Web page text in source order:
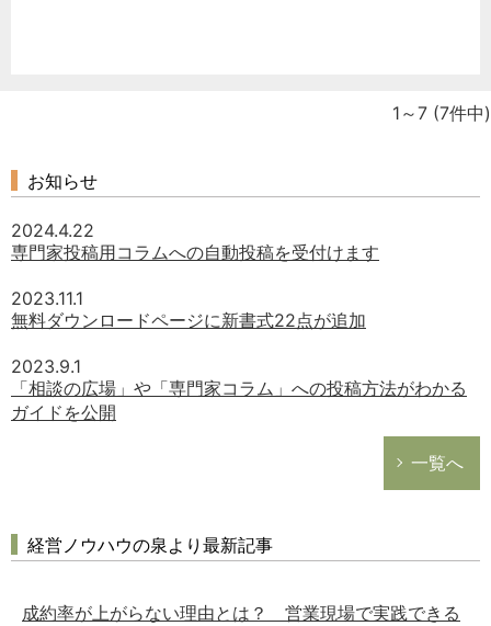
1～7 (7件中)
お知らせ
2024.4.22
専門家投稿用コラムへの自動投稿を受付けます
2023.11.1
無料ダウンロードページに新書式22点が追加
2023.9.1
「相談の広場」や「専門家コラム」への投稿方法がわかる
ガイドを公開
一覧へ
経営ノウハウの泉より最新記事
成約率が上がらない理由とは？ 営業現場で実践できる